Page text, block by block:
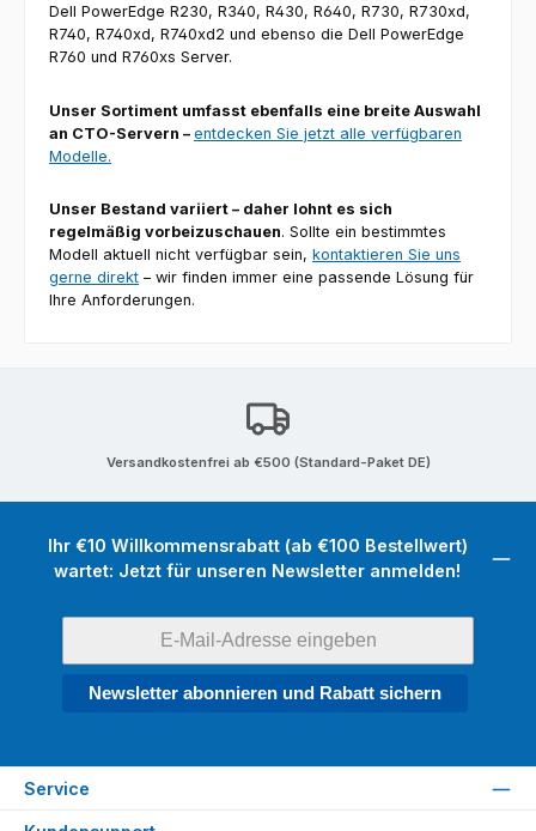
Dell PowerEdge R230, R340, R430, R640, R730, R730xd,
R740, R740xd, R740xd2 und ebenso die Dell PowerEdge
R760 und R760xs Server.
Unser Sortiment umfasst ebenfalls eine breite Auswahl
an CTO-Servern – entdecken Sie jetzt alle verfügbaren
Modelle.
Unser Bestand variiert – daher lohnt es sich
regelmäßig vorbeizuschauen. Sollte ein bestimmtes
Modell aktuell nicht verfügbar sein, kontaktieren Sie uns
gerne direkt – wir finden immer eine passende Lösung für
Ihre Anforderungen.
Versandkostenfrei ab €500 (Standard-Paket DE)
Ihr €10 Willkommensrabatt (ab €100 Bestellwert)
wartet: Jetzt für unseren Newsletter anmelden!
Newsletter abonnieren und Rabatt sichern
Service